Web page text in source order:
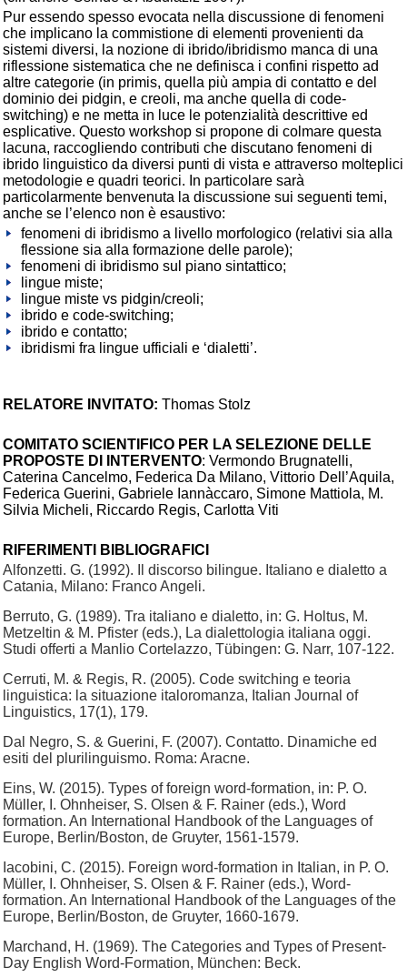
Pur essendo spesso evocata nella discussione di fenomeni
che implicano la commistione di elementi provenienti da
sistemi diversi, la nozione di ibrido/ibridismo manca di una
riflessione sistematica che ne definisca i confini rispetto ad
altre categorie (in primis, quella più ampia di contatto e del
dominio dei pidgin, e creoli, ma anche quella di code-
switching) e ne metta in luce le potenzialità descrittive ed
esplicative. Questo workshop si propone di colmare questa
lacuna, raccogliendo contributi che discutano fenomeni di
ibrido linguistico da diversi punti di vista e attraverso molteplici
metodologie e quadri teorici. In particolare sarà
particolarmente benvenuta la discussione sui seguenti temi,
anche se l’elenco non è esaustivo:
fenomeni di ibridismo a livello morfologico (relativi sia alla
flessione sia alla formazione delle parole);
fenomeni di ibridismo sul piano sintattico;
lingue miste;
lingue miste vs pidgin/creoli;
ibrido e code-switching;
ibrido e contatto;
ibridismi fra lingue ufficiali e ‘dialetti’.
RELATORE INVITATO: Thomas Stolz
COMITATO SCIENTIFICO PER LA SELEZIONE DELLE
PROPOSTE DI INTERVENTO: Vermondo Brugnatelli,
Caterina Cancelmo, Federica Da Milano, Vittorio Dell’Aquila,
Federica Guerini, Gabriele Iannàccaro, Simone Mattiola, M.
Silvia Micheli, Riccardo Regis, Carlotta Viti
RIFERIMENTI BIBLIOGRAFICI
Alfonzetti. G. (1992). Il discorso bilingue. Italiano e dialetto a
Catania, Milano: Franco Angeli.
Berruto, G. (1989). Tra italiano e dialetto, in: G. Holtus, M.
Metzeltin & M. Pfister (eds.), La dialettologia italiana oggi.
Studi offerti a Manlio Cortelazzo, Tübingen: G. Narr, 107-122.
Cerruti, M. & Regis, R. (2005). Code switching e teoria
linguistica: la situazione italoromanza, Italian Journal of
Linguistics, 17(1), 179.
Dal Negro, S. & Guerini, F. (2007). Contatto. Dinamiche ed
esiti del plurilinguismo. Roma: Aracne.
Eins, W. (2015). Types of foreign word-formation, in: P. O.
Müller, I. Ohnheiser, S. Olsen & F. Rainer (eds.), Word
formation. An International Handbook of the Languages of
Europe, Berlin/Boston, de Gruyter, 1561-1579.
Iacobini, C. (2015). Foreign word-formation in Italian, in P. O.
Müller, I. Ohnheiser, S. Olsen & F. Rainer (eds.), Word-
formation. An International Handbook of the Languages of the
Europe, Berlin/Boston, de Gruyter, 1660-1679.
Marchand, H. (1969). The Categories and Types of Present-
Day English Word-Formation, München: Beck.